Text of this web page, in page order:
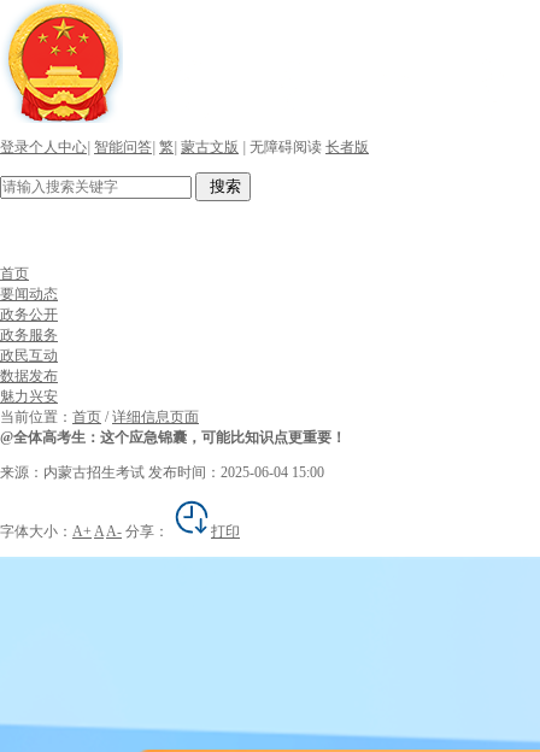
登录个人中心 智能问答 繁 蒙古文版 无障碍阅读 长者版
搜索
首页
要闻动态
政务公开
政务服务
政民互动
数据发布
魅力兴安
当前位置： 首页 /详细信息页面
@全体高考生：这个应急锦囊，可能比知识点更重要！
来源：内蒙古招生考试 发布时间：2025-06-04 15:00
字体大小： A+ AA- 分享： 打印